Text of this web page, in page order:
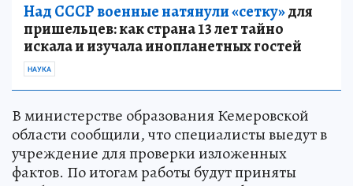
Над СССР военные натянули «сетку»для
пришельцев: как страна 13 лет тайно
искала и изучала инопланетных гостей
НАУКА
В министерстве образования Кемеровской
области сообщили, что специалисты выедут в
учреждение для проверки изложенных
фактов. По итогам работы будут приняты